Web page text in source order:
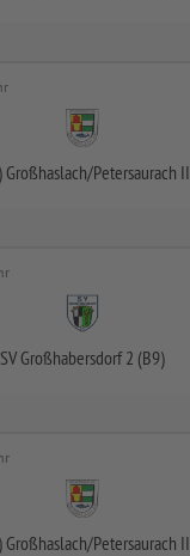
Großhaslach/Petersaurach II
SV Großhabersdorf 2 (B9)
Großhaslach/Petersaurach II